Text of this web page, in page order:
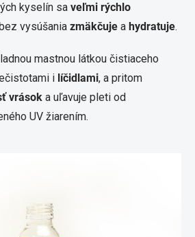
kyselín sa veľmi rýchlo
vysúšania zmäkčuje a hydratuje.
mastnou látkou čistiaceho
i líčidlami, a pritom
vrások a uľavuje pleti od
UV žiarením.